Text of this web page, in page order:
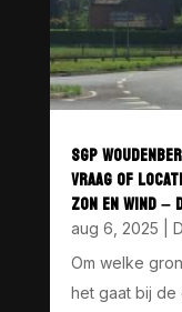
SGP
VRAAG OF
ZON EN WIND –
aug 6, 2025
Om welke
het gaat bij